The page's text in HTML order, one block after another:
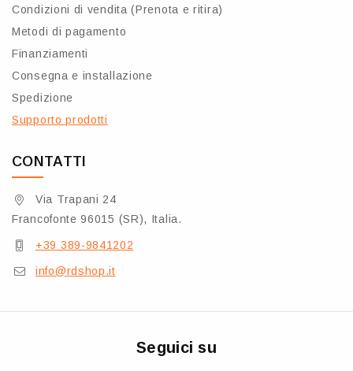
Condizioni di vendita (Prenota e ritira)
Metodi di pagamento
Finanziamenti
Consegna e installazione
Spedizione
Supporto prodotti
CONTATTI
Via Trapani 24
Francofonte 96015 (SR), Italia.
+39 389-9841202
info@rdshop.it
Seguici su